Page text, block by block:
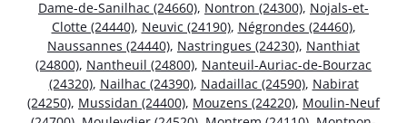
Dame-de-Sanilhac (24660), Nontron (24300), Nojals-et-
Clotte (24440), Neuvic (24190), Négrondes (24460),
Naussannes (24440), Nastringues (24230), Nanthiat
(24800), Nantheuil (24800), Nanteuil-Auriac-de-Bourzac
(24320), Nailhac (24390), Nadaillac (24590), Nabirat
(24250), Mussidan (24400), Mouzens (24220), Moulin-Neuf